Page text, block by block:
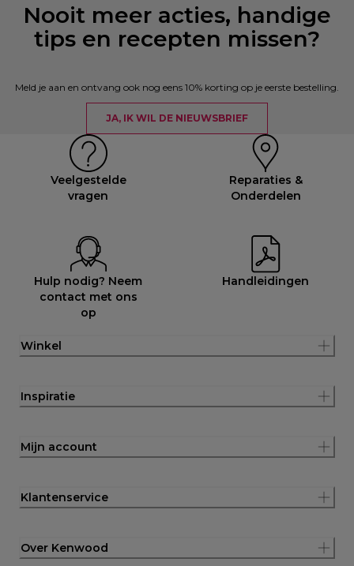
Nooit meer acties, handige
tips en recepten missen?
Meld je aan en ontvang ook nog eens 10% korting op je eerste bestelling.
JA, IK WIL DE NIEUWSBRIEF
Veelgestelde
vragen
Reparaties &
Onderdelen
Hulp nodig? Neem
contact met ons
op
Handleidingen
Winkel
Inspiratie
Mijn account
Klantenservice
Over Kenwood